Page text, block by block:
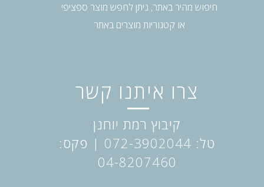
חיפוש מהיר באתר, ניתן לחפש מוצר ספציפי
או קטגוריות מוצרים באתר
צרו איתנו קשר
קיבוץ רמת יוחנן
טל: 072-3902044
| פקס:
04-8207460